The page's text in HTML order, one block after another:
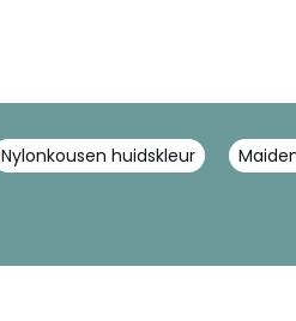
Nylonkousen huidskleur